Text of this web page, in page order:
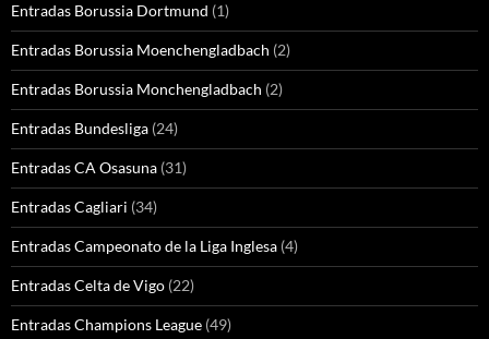
Entradas Borussia Dortmund (1)
Entradas Borussia Moenchengladbach (2)
Entradas Borussia Monchengladbach (2)
Entradas Bundesliga (24)
Entradas CA Osasuna (31)
Entradas Cagliari (34)
Entradas Campeonato de la Liga Inglesa (4)
Entradas Celta de Vigo (22)
Entradas Champions League (49)